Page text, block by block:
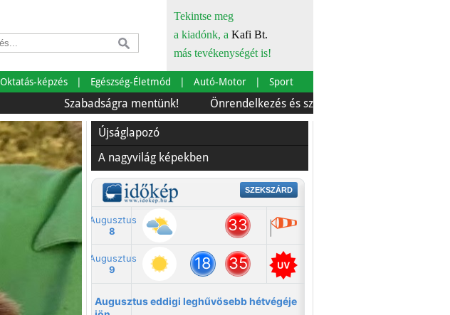
Tekintse meg
a kiadónk, a Kafi Bt.
más tevékenységét is!
Oktatás-képzés Egészség-Életmód Autó-Motor Sport
Szabadságra mentünk! Önrendelkezés és szürkebarát
Újságlapozó
A nagyvilág képekben